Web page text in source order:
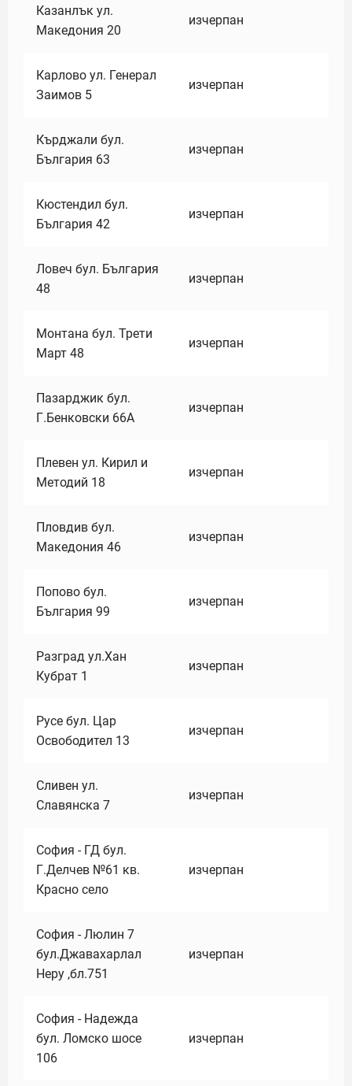
Казанлък ул.
Македония 20
изчерпан
Карлово ул. Генерал
Заимов 5
изчерпан
Кърджали бул.
България 63
изчерпан
Кюстендил бул.
България 42
изчерпан
Ловеч бул. България
48
изчерпан
Монтана бул. Трети
Март 48
изчерпан
Пазарджик бул.
Г.Бенковски 66А
изчерпан
Плевен ул. Кирил и
Методий 18
изчерпан
Пловдив бул.
Македония 46
изчерпан
Попово бул.
България 99
изчерпан
Разград ул.Хан
Кубрат 1
изчерпан
Русе бул. Цар
Освободител 13
изчерпан
Сливен ул.
Славянска 7
изчерпан
София - ГД бул.
Г.Делчев №61 кв.
Красно село
изчерпан
София - Люлин 7
бул.Джавахарлал
Неру ,бл.751
изчерпан
София - Надежда
бул. Ломско шосе
106
изчерпан